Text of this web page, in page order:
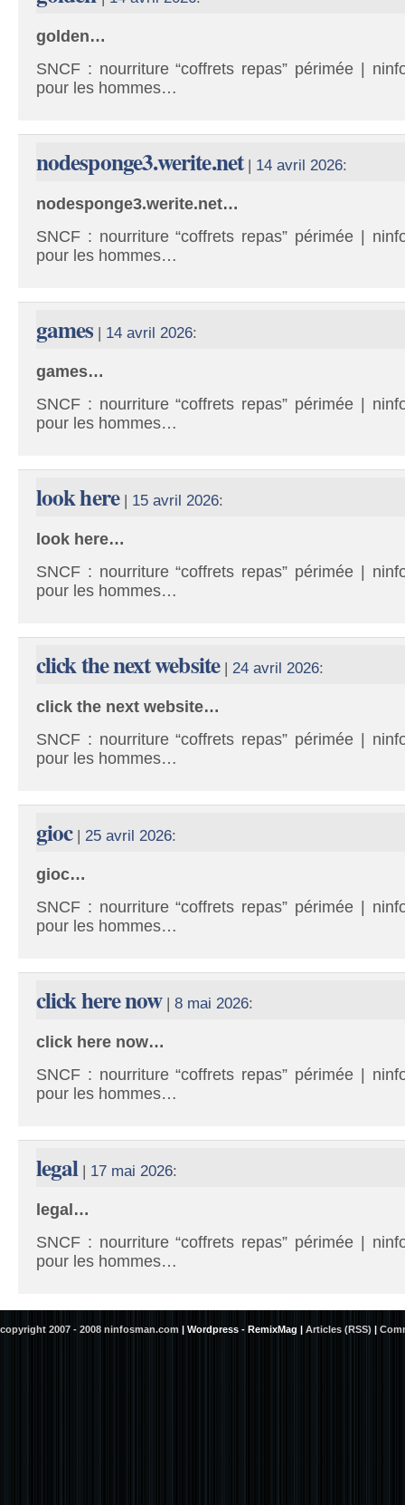
golden…
SNCF : nourriture “coffrets repas” périmée |
pour les hommes…
nodesponge3.werite.net| 14 avril 2026:
nodesponge3.werite.net…
SNCF : nourriture “coffrets repas” périmée |
pour les hommes…
games | 14 avril 2026:
games…
SNCF : nourriture “coffrets repas” périmée |
pour les hommes…
look here| 15 avril 2026:
look here…
SNCF : nourriture “coffrets repas” périmée |
pour les hommes…
click the next website| 24 avril 2026:
click the next website…
SNCF : nourriture “coffrets repas” périmée |
pour les hommes…
gioc| 25 avril 2026:
gioc…
SNCF : nourriture “coffrets repas” périmée |
pour les hommes…
click here now|8 mai 2026:
click here now…
SNCF : nourriture “coffrets repas” périmée |
pour les hommes…
legal | 17 mai 2026:
legal…
SNCF : nourriture “coffrets repas” périmée |
pour les hommes…
copyright 2007 - 2008 ninfosman.com | Wordpress - RemixMag | Articles (RSS) |